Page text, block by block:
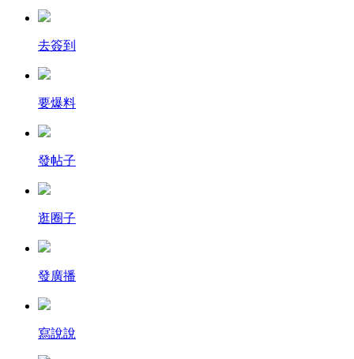
去簽到
要爆料
發帖子
逛圈子
發廣播
寫說說